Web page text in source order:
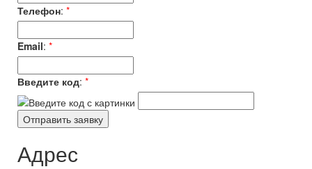
Телефон: *
Email: *
Введите код: *
Адрес